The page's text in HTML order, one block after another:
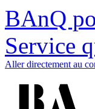
BAnQ
Service
Aller directement au